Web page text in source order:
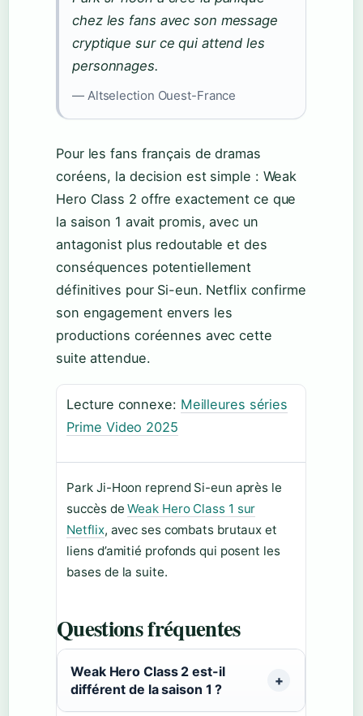
chez les fans avec son message
cryptique sur ce qui attend les
personnages.
— Altselection Ouest-France
Pour les fans français de dramas
coréens, la decision est simple : Weak
Hero Class 2 offre exactement ce que
la saison 1 avait promis, avec un
antagonist plus redoutable et des
conséquences potentiellement
définitives pour Si-eun. Netflix confirme
son engagement envers les
productions coréennes avec cette
suite attendue.
Lecture connexe: Meilleures séries
Prime Video 2025
Park Ji-Hoon reprend Si-eun après le
succès deWeak Hero Class 1 sur
Netflix, avec ses combats brutaux et
liens d’amitié profonds qui posent les
bases de la suite.
Questions fréquentes
Weak Hero Class 2 est-il
différent de la saison 1 ?